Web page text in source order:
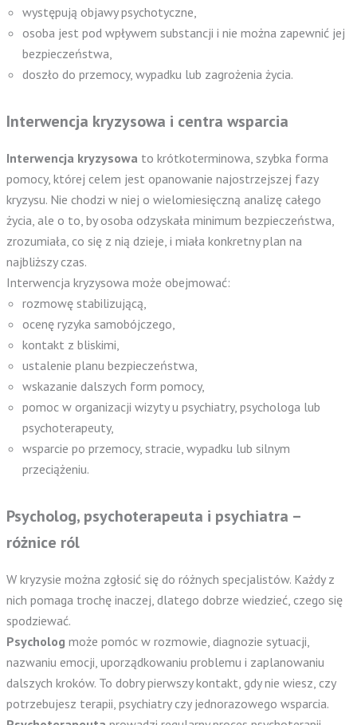
występują objawy psychotyczne,
osoba jest pod wpływem substancji i nie można zapewnić jej
bezpieczeństwa,
doszło do przemocy, wypadku lub zagrożenia życia.
Interwencja kryzysowa i centra wsparcia
Interwencja kryzysowa to krótkoterminowa, szybka forma
pomocy, której celem jest opanowanie najostrzejszej fazy
kryzysu. Nie chodzi w niej o wielomiesięczną analizę całego
życia, ale o to, by osoba odzyskała minimum bezpieczeństwa,
zrozumiała, co się z nią dzieje, i miała konkretny plan na
najbliższy czas.
Interwencja kryzysowa może obejmować:
rozmowę stabilizującą,
ocenę ryzyka samobójczego,
kontakt z bliskimi,
ustalenie planu bezpieczeństwa,
wskazanie dalszych form pomocy,
pomoc w organizacji wizyty u psychiatry, psychologa lub
psychoterapeuty,
wsparcie po przemocy, stracie, wypadku lub silnym
przeciążeniu.
Psycholog, psychoterapeuta i psychiatra –
różnice ról
W kryzysie można zgłosić się do różnych specjalistów. Każdy z
nich pomaga trochę inaczej, dlatego dobrze wiedzieć, czego się
spodziewać.
Psycholog może pomóc w rozmowie, diagnozie sytuacji,
nazwaniu emocji, uporządkowaniu problemu i zaplanowaniu
dalszych kroków. To dobry pierwszy kontakt, gdy nie wiesz, czy
potrzebujesz terapii, psychiatry czy jednorazowego wsparcia.